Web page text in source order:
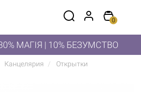
0
МАГІЯ | 10% БЕЗУМСТВО
Канцелярия Открытки